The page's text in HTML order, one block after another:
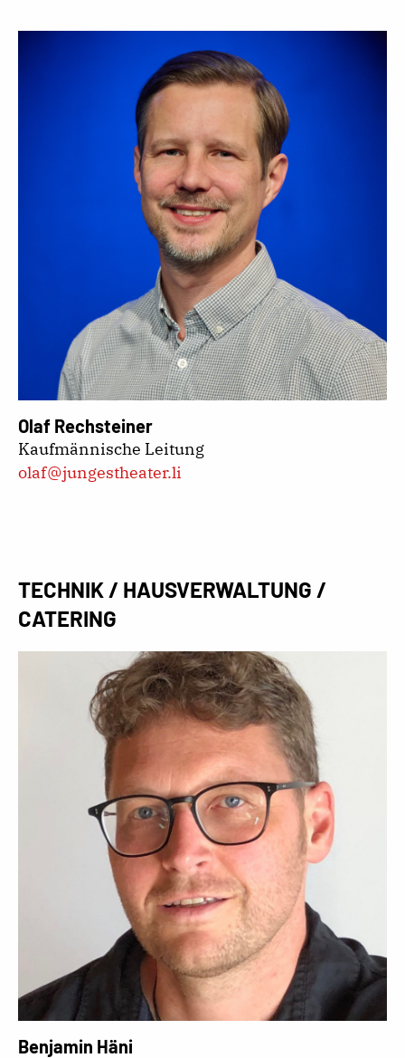
Olaf Rechsteiner
Kaufmännische Leitung
olaf@jungestheater.li
TECHNIK / HAUSVERWALTUNG /
CATERING
Benjamin Häni